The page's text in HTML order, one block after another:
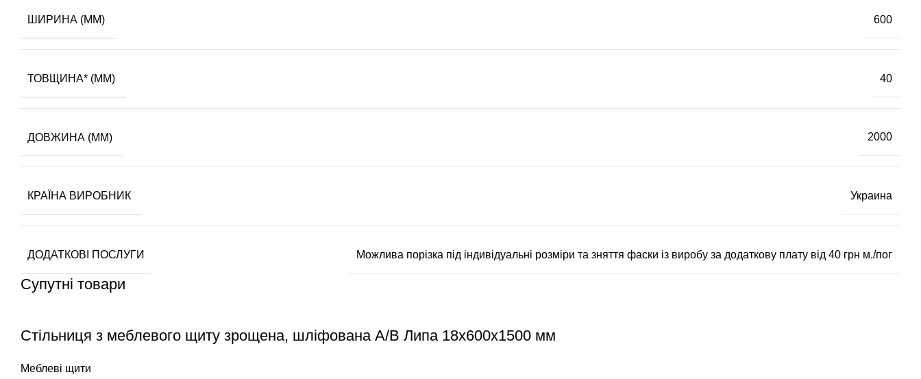
ШИРИНА (ММ) 600
ТОВЩИНА* (ММ) 40
ДОВЖИНА (ММ) 2000
КРАЇНА ВИРОБНИК Украина
ДОДАТКОВІ ПОСЛУГИ Можлива порізка під індивідуальні розміри та зняття фаски із виробу за додаткову плату від 40 грн м./пог
Супутні товари
Стільниця з меблевого щиту зрощена, шліфована A/В Липа 18х600х1500 мм
Меблеві щити